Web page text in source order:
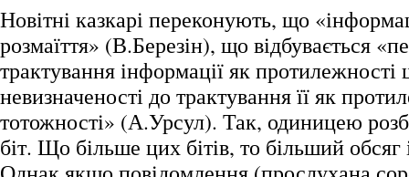
Новітні казкарі переконують, що
розмаїття» (В.Березін), що відбувається
трактування інформації як протилежності
невизначеності до трактування її як
тотожності» (А.Урсул). Так, одиницею
біт. Що більше цих бітів, то більший обсяг